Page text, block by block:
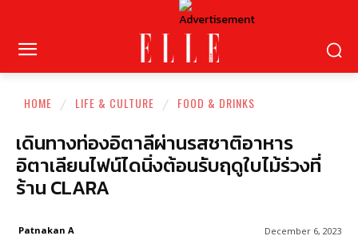
HOME LIFE & CULTURE FOOD & DRINKS
เดินทางท่องอิตาลีผ่านรสชาติอาหาร
อิตาเลียนไฟน์ไดนิ่งต้อนรับฤดูใบไม้ร่วงที่
ร้าน CLARA
December 6, 2023
Patnakan A